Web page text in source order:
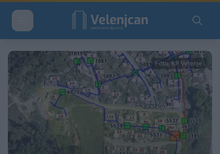
Foto: KP Velenje